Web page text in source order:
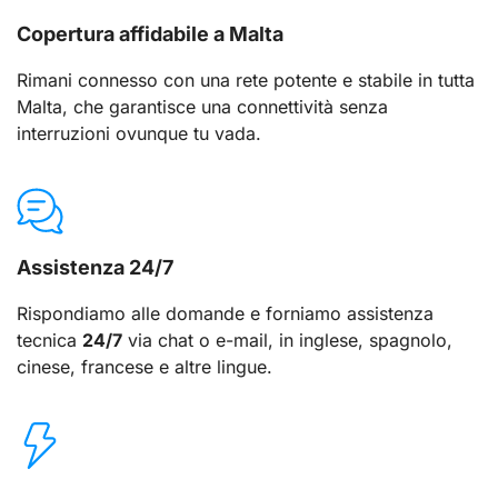
Copertura affidabile a Malta
Rimani connesso con una rete potente e stabile in tutta
Malta, che garantisce una connettività senza
interruzioni ovunque tu vada.
Assistenza 24/7
Rispondiamo alle domande e forniamo assistenza
tecnica 24/7 via chat o e-mail, in inglese, spagnolo,
cinese, francese e altre lingue.